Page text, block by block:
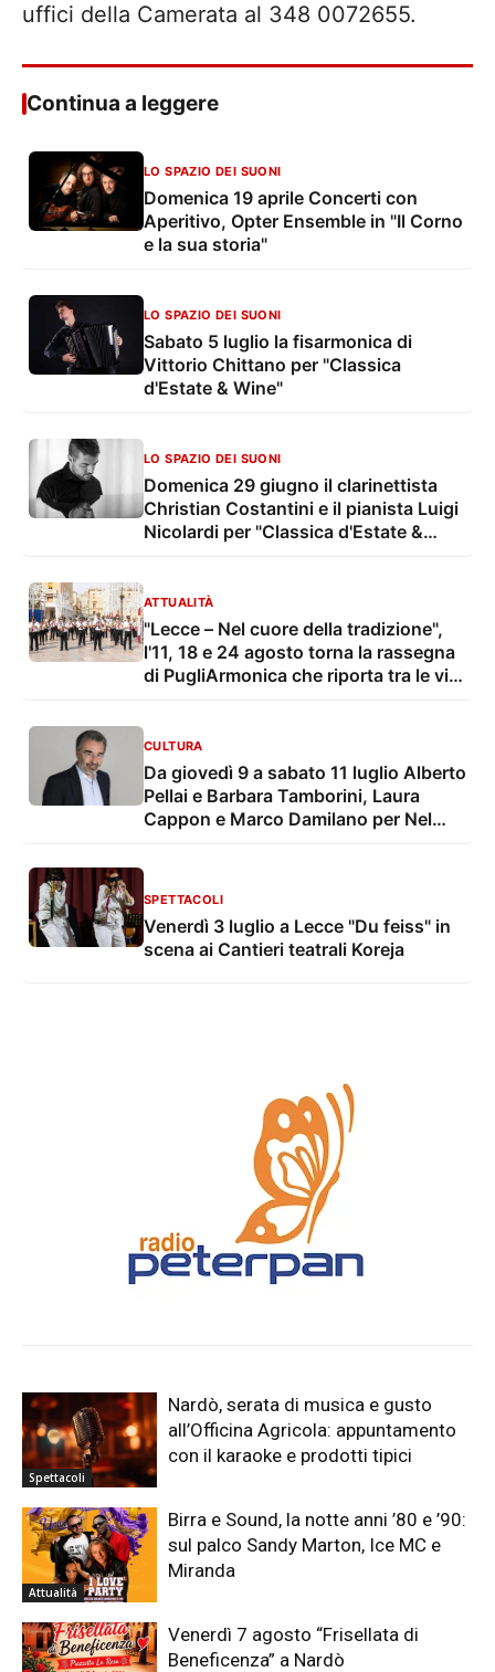
uffici della Camerata al 348 0072655.
Continua a leggere
LO SPAZIO DEI SUONI
Domenica 19 aprile Concerti con
Aperitivo, Opter Ensemble in "Il Corno
e la sua storia"
LO SPAZIO DEI SUONI
Sabato 5 luglio la fisarmonica di
Vittorio Chittano per "Classica
d'Estate & Wine"
LO SPAZIO DEI SUONI
Domenica 29 giugno il clarinettista
Christian Costantini e il pianista Luigi
Nicolardi per "Classica d'Estate &
ATTUALITÀ
"Lecce – Nel cuore della tradizione",
l'11, 18 e 24 agosto torna la rassegna
di PugliArmonica che riporta tra le vie
CULTURA
Da giovedì 9 a sabato 11 luglio Alberto
Pellai e Barbara Tamborini, Laura
Cappon e Marco Damilano per Nel
SPETTACOLI
Venerdì 3 luglio a Lecce "Du feiss" in
scena ai Cantieri teatrali Koreja
Spettacoli
Nardò, serata di musica e gusto
all’Officina Agricola: appuntamento
con il karaoke e prodotti tipici
Attualità
Birra e Sound, la notte anni ’80 e ’90:
sul palco Sandy Marton, Ice MC e
Miranda
Venerdì 7 agosto “Frisellata di
Beneficenza” a Nardò